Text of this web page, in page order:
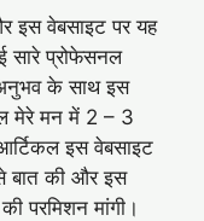
इस वेबसाइट पर यह
सारे प्रोफेसनल
के साथ इस
मेरे मन में 2 – 3
इस वेबसाइट
बात की और इस
परमिशन मांगी।